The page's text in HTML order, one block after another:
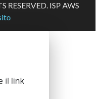
ISP AWS
il link